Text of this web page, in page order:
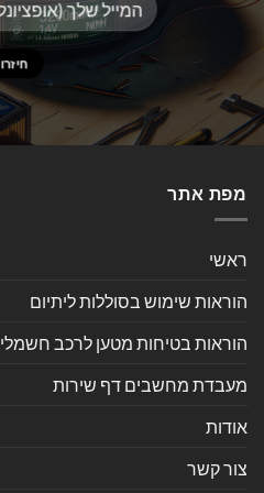
מפת אתר
ראשי
הוראות שימוש בסוללות ליתיום
הוראות בטיחות מטען לרכב חשמלי
מעבדת מחשבים דף שירות
אודות
צור קשר